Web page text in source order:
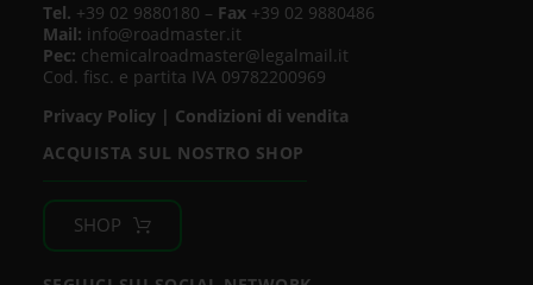
Tel. +39 02 9880180 – Fax+39 02 9880486
Mail: info@roadmaster.it
Pec: chemicalroadmaster@legalmail.it
Cod. fisc. e partita IVA 09782200969
Privacy Policy| Condizioni di vendita
ACQUISTA SUL NOSTRO SHOP
SHOP